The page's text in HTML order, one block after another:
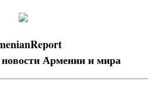
Армении и мира